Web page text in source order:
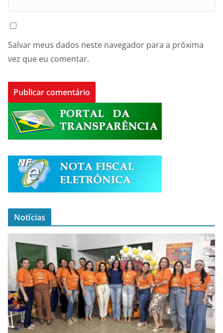
Salvar meus dados neste navegador para a próxima
vez que eu comentar.
Notícias